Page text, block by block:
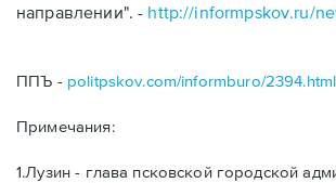
направлении". - http://informpskov.ru/
ППЪ - politpskov.com/informburo/2394.html
Примечания:
1.Лузин - глава псковской городской